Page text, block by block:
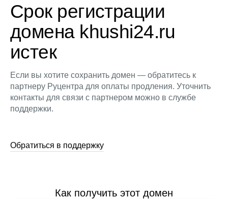
Срок регистрации
домена khushi24.ru
истек
Если вы хотите сохранить домен — обратитесь к
партнеру Руцентра для оплаты продления. Уточнить
контакты для связи с партнером можно в службе
поддержки.
Обратиться в поддержку
Как получить этот домен